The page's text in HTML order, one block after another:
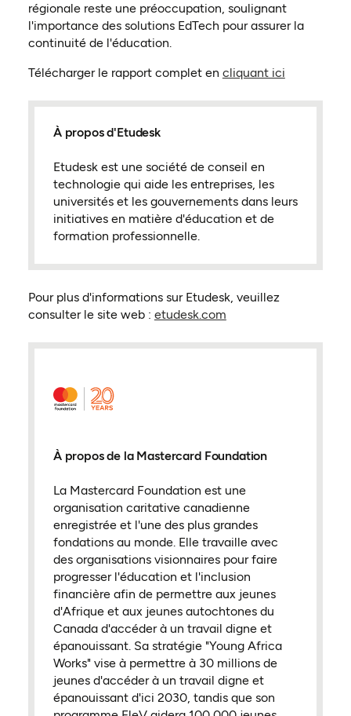
régionale reste une préoccupation, soulignant
l'importance des solutions EdTech pour assurer la
continuité de l'éducation.
Télécharger le rapport complet en cliquant ici(ouvre
À propos d'Etudesk
Etudesk est une société de conseil en
technologie qui aide les entreprises, les
universités et les gouvernements dans leurs
initiatives en matière d'éducation et de
formation professionnelle.
Pour plus d'informations sur Etudesk, veuillez
consulter le site web : etudesk.com(ouvre dans un
À propos de la Mastercard Foundation
La Mastercard Foundation est une
organisation caritative canadienne
enregistrée et l'une des plus grandes
fondations au monde. Elle travaille avec
des organisations visionnaires pour faire
progresser l'éducation et l'inclusion
financière afin de permettre aux jeunes
d'Afrique et aux jeunes autochtones du
Canada d'accéder à un travail digne et
épanouissant. Sa stratégie "Young Africa
Works" vise à permettre à 30 millions de
jeunes d'accéder à un travail digne et
épanouissant d'ici 2030, tandis que son